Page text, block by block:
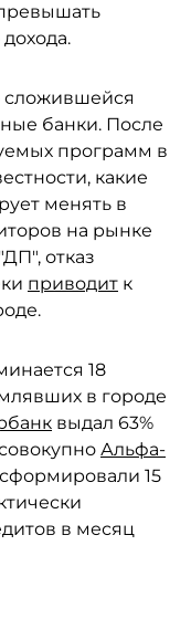
сложившейся
банки. После
программ в
какие
менять в
на рынке
отказ
приводит к
18
в городе
выдал 63%
Альфа-
сформировали 15
в месяц